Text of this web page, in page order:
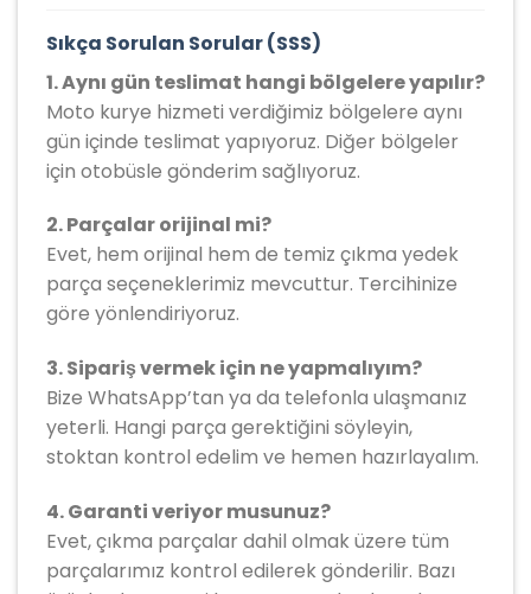
Sıkça Sorulan Sorular (SSS)
1. Aynı gün teslimat hangi bölgelere yapılır?
Moto kurye hizmeti verdiğimiz bölgelere aynı
gün içinde teslimat yapıyoruz. Diğer bölgeler
için otobüsle gönderim sağlıyoruz.
2. Parçalar orijinal mi?
Evet, hem orijinal hem de temiz çıkma yedek
parça seçeneklerimiz mevcuttur. Tercihinize
göre yönlendiriyoruz.
3. Sipariş vermek için ne yapmalıyım?
Bize WhatsApp’tan ya da telefonla ulaşmanız
yeterli. Hangi parça gerektiğini söyleyin,
stoktan kontrol edelim ve hemen hazırlayalım.
4. Garanti veriyor musunuz?
Evet, çıkma parçalar dahil olmak üzere tüm
parçalarımız kontrol edilerek gönderilir. Bazı